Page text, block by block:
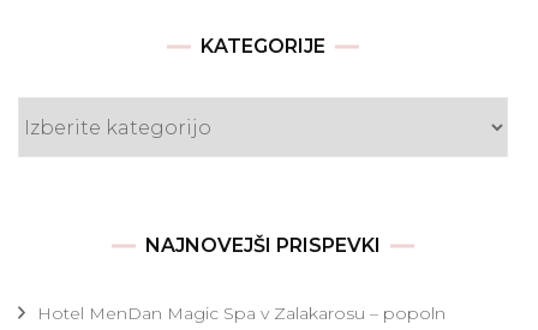
KATEGORIJE
NAJNOVEJŠI PRISPEVKI
Hotel MenDan Magic Spa v Zalakarosu – popoln